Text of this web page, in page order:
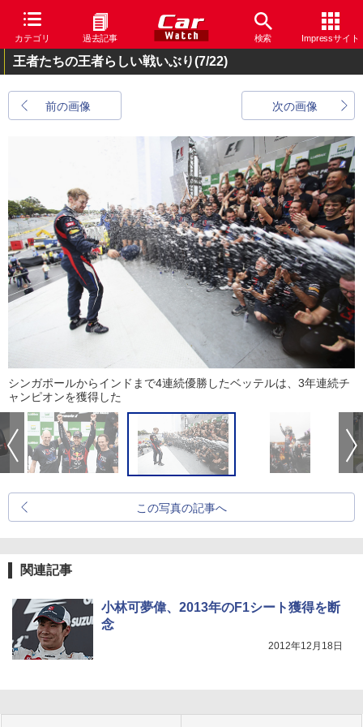
カテゴリ 過去記事 検索 Impressサイト
王者たちの王者らしい戦いぶり(7/22)
前の画像 次の画像
シンガポールからインドまで4連続優勝したベッテルは、3年連続チ
ャンピオンを獲得した
この写真の記事へ
関連記事
小林可夢偉、2013年のF1シート獲得を断
念
2012年12月18日